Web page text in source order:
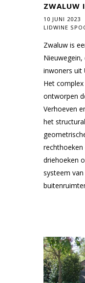
ZWALUW
10 JUNI 2023
LIDWINE
Zwaluw is
Nieuwegein,
inwoners uit
Het
ontworpen
Verhoeven
het
rechthoeken
driehoeken
systeem